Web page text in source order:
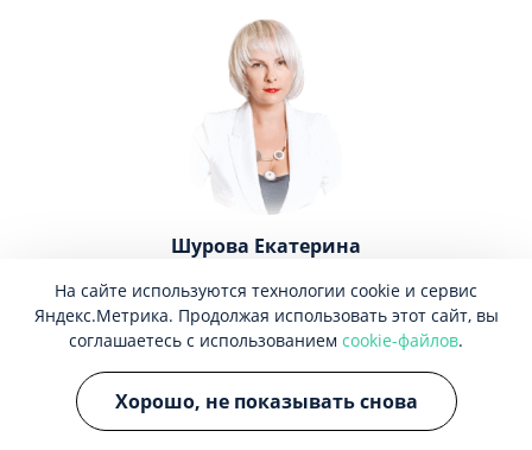
Шурова Екатерина
Психиатр, нарколог,
психотерапевт
Стаж 14 лет
ЗАПИСАТЬСЯ
На сайте используются технологии cookie и сервис
Яндекс.Метрика. Продолжая использовать этот сайт, вы
соглашаетесь с использованием cookie-файлов.
Хорошо, не показывать снова